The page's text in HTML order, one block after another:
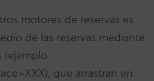
motores de reservas es
de las reservas mediante
(ejemplo
que arrastran en